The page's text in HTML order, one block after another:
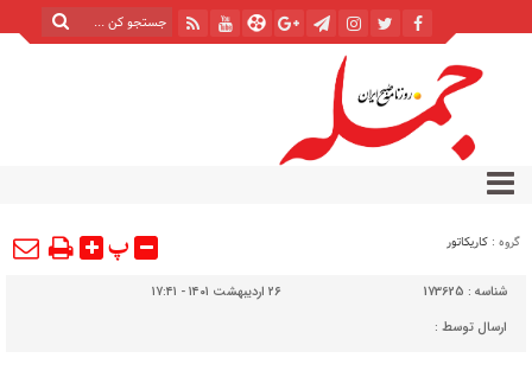
گروه : کاریکاتور پ
شناسه : 173625
۲۶ اردیبهشت ۱۴۰۱ - ۱۷:۴۱
ارسال توسط :